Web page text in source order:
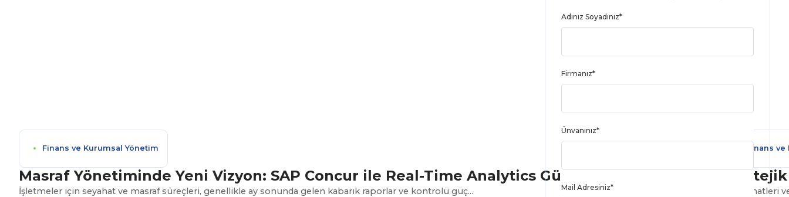
Finans ve Kurumsal Yönetim
Masraf Yönetiminde Yeni Vizyon: SAP Concur ile Real-Time Analytics Gücü
İşletmeler için seyahat ve masraf süreçleri, genellikle ay sonunda gelen kabarık raporlar ve kontrolü güç...
Finans
Stratejik
İş seyahatleri
Adınız Soyadınız*
Firmanız*
Ünvanınız*
Mail Adresiniz*